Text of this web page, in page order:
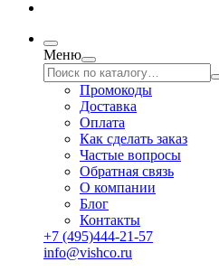
Меню
Промокоды
Доставка
Оплата
Как сделать заказ
Частые вопросы
Обратная связь
О компании
Блог
Контакты
+7 (495)444-21-57
info@vishco.ru